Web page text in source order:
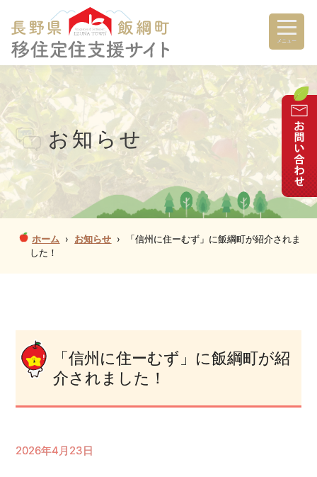
メニュー
お知らせ
ホーム › お知らせ ›
「信州に住ーむず」に飯綱町が紹介されま
した！
「信州に住ーむず」に飯綱町が紹
介されました！
2026年4月23日